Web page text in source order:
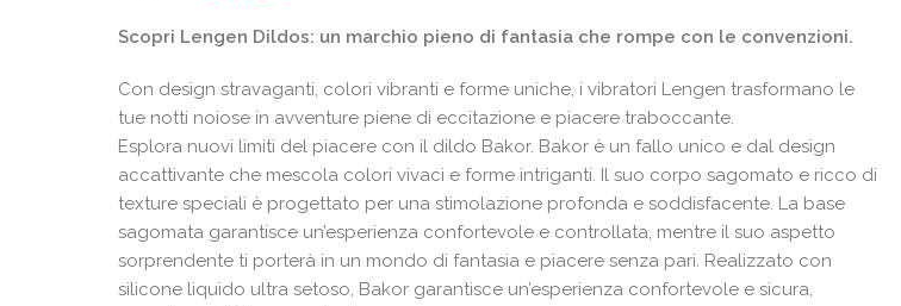
originale
era:
49,90€.
attuale
è:
29,95€.
Scopri Lengen Dildos: un marchio pieno di fantasia che rompe con le convenzioni.
Con design stravaganti, colori vibranti e forme uniche, i vibratori Lengen trasformano le
tue notti noiose in avventure piene di eccitazione e piacere traboccante.
Esplora nuovi limiti del piacere con il dildo Bakor. Bakor è un fallo unico e dal design
accattivante che mescola colori vivaci e forme intriganti. Il suo corpo sagomato e ricco di
texture speciali è progettato per una stimolazione profonda e soddisfacente. La base
sagomata garantisce un’esperienza confortevole e controllata, mentre il suo aspetto
sorprendente ti porterà in un mondo di fantasia e piacere senza pari. Realizzato con
silicone liquido ultra setoso, Bakor garantisce un’esperienza confortevole e sicura,